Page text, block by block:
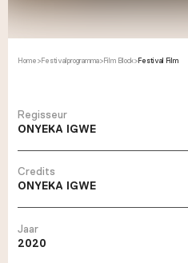
Home >Festivalprogramma>Film Block>Festival Film
Regisseur
ONYEKA IGWE
Credits
ONYEKA IGWE
Jaar
2020